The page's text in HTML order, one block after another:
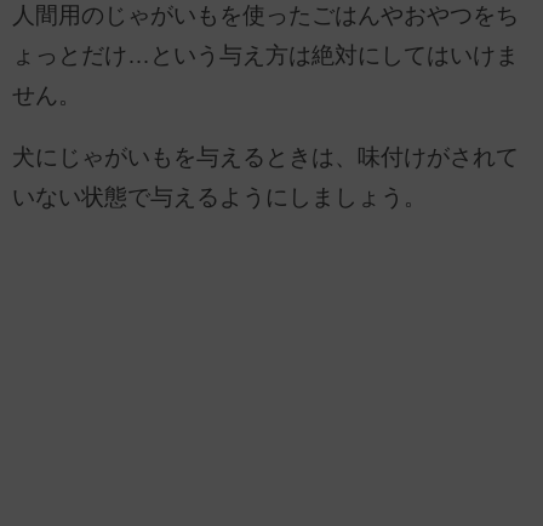
人間用のじゃがいもを使ったごはんやおやつをち
ょっとだけ…という与え方は絶対にしてはいけま
せん。
犬にじゃがいもを与えるときは、味付けがされて
いない状態で与えるようにしましょう。